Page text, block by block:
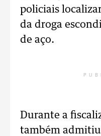
policiais
da droga
de aço.
Durante a
também